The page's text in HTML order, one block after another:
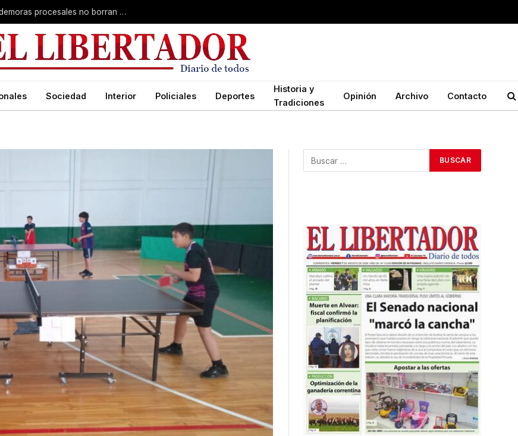
Superior Tribunal de Justicia: deciden que demoras procesales no borran delitos graves
Sociedad Interior Policiales Deportes
Historia y
Tradiciones
Opinión Archivo Contacto